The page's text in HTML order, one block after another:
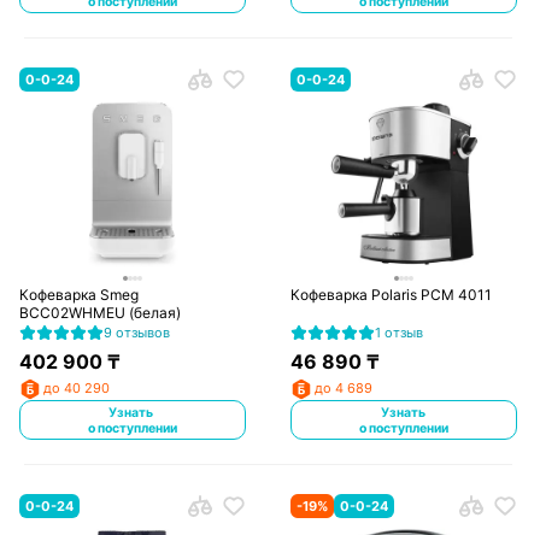
0-0-24
Кофеварка Smeg
BCC02WHMEU (белая)
9 отзывов
402 900₸
до 40 290
Узнать
о поступлении
0-0-24
Кофеварка Polaris PCM 4011
1 отзыв
46 890 ₸
до 4 689
Узнать
о поступлении
0-0-24 -19% 0-0-24